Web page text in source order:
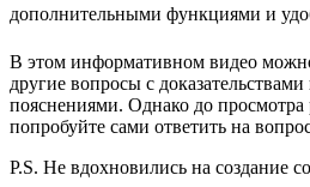
дополнительными функциями и
В этом информативном видео
другие вопросы с
пояснениями. Однако до просмотра
попробуйте сами ответить на
P.S. Не вдохновились на создание